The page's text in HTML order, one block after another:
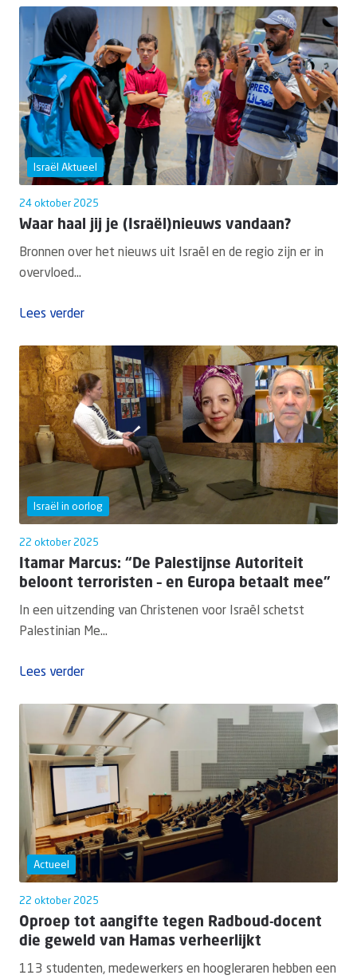
Israël Aktueel
24 oktober 2025
Waar haal jij je (Israël)nieuws vandaan?
Bronnen over het nieuws uit Israël en de regio zijn er in
overvloed...
Lees verder
Israël in oorlog
22 oktober 2025
Itamar Marcus: “De Palestijnse Autoriteit
beloont terroristen – en Europa betaalt mee”
In een uitzending van Christenen voor Israël schetst
Palestinian Me...
Lees verder
Actueel
22 oktober 2025
Oproep tot aangifte tegen Radboud-docent
die geweld van Hamas verheerlijkt
113 studenten, medewerkers en hoogleraren hebben een